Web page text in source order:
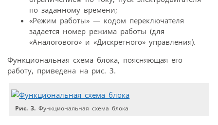
по заданному времени;
«Режим работы» — кодом переключателя
задается номер режима работы (для
«Аналогового» и «Дискретного» управления).
Функциональная схема блока, поясняющая его
работу, приведена на рис. 3.
Рис. 3. Функциональная схема блока